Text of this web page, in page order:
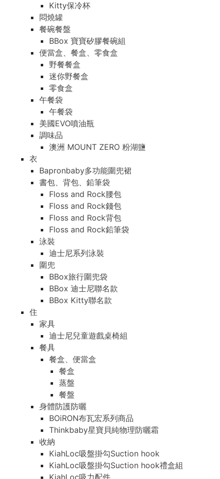
Kitty保冷杯
悶燒罐
餐碗餐盤
BBox 寶寶矽膠餐碗組
便當盒、餐盒、零食盒
野餐餐盒
迷你野餐盒
零食盒
午餐袋
午餐袋
美國EVO噴油瓶
調味品
澳洲 MOUNT ZERO 粉湖鹽
衣
Bapronbaby多功能圍兜裙
書包、背包、鉛筆袋
Floss and Rock腰包
Floss and Rock錢包
Floss and Rock背包
Floss and Rock鉛筆袋
泳裝
迪士尼系列泳裝
圍兜
BBox旅行圍兜袋
BBox 迪士尼聯名款
BBox Kitty聯名款
住
家具
迪士尼兒童遊戲桌椅組
餐具
餐盒、便當盒
餐盒
蒸盤
餐盤
身體防護防曬
BOiRON布瓦宏系列商品
Thinkbaby星寶貝純物理防曬霜
收納
KiahLoc吸盤掛勾Suction hook
KiahLoc吸盤掛勾Suction hook禮盒組
KiahLoc吸力配件